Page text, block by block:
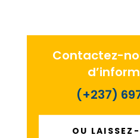
Contactez-
(+237)
OU